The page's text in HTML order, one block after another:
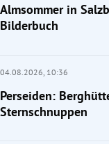
Almsommer in
Bilderbuch
04.08.2026, 10:36
Perseiden:
Sternschnuppen